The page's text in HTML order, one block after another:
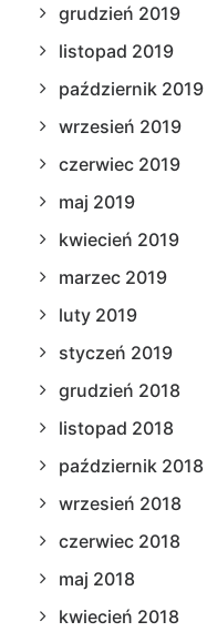
grudzień 2019
listopad 2019
październik 2019
wrzesień 2019
czerwiec 2019
maj 2019
kwiecień 2019
marzec 2019
luty 2019
styczeń 2019
grudzień 2018
listopad 2018
październik 2018
wrzesień 2018
czerwiec 2018
maj 2018
kwiecień 2018